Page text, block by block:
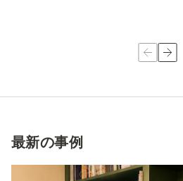
最新の事例